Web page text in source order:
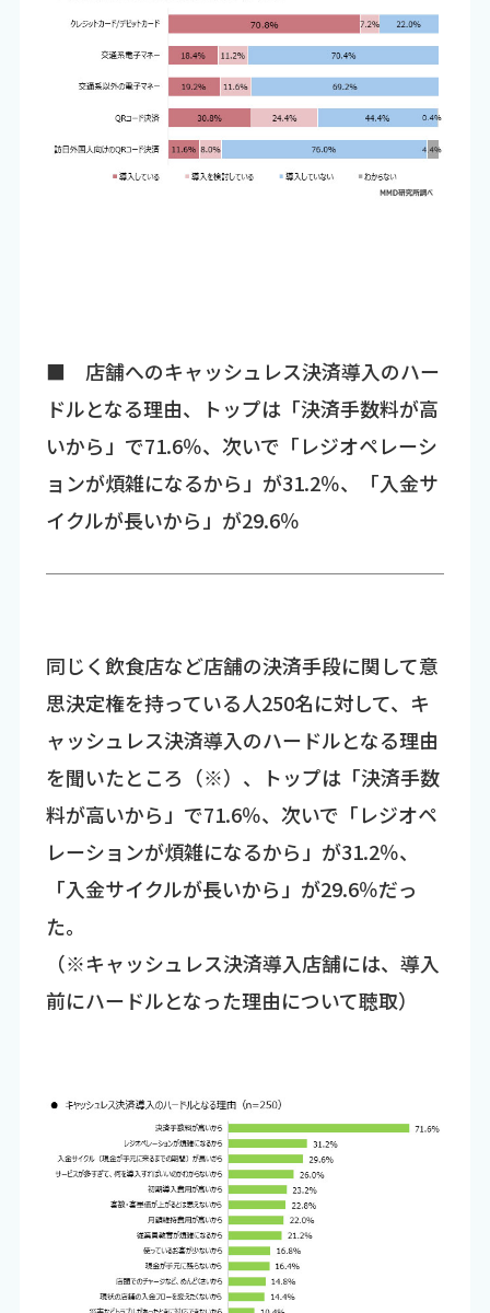
■ 店舗へのキャッシュレス決済導入のハー
ドルとなる理由、トップは「決済手数料が高
いから」で71.6％、次いで「レジオペレーシ
ョンが煩雑になるから」が31.2％、「入金サ
イクルが長いから」が29.6％
同じく飲食店など店舗の決済手段に関して意
思決定権を持っている人250名に対して、キ
ャッシュレス決済導入のハードルとなる理由
を聞いたところ（※）、トップは「決済手数
料が高いから」で71.6％、次いで「レジオペ
レーションが煩雑になるから」が31.2％、
「入金サイクルが長いから」が29.6％だっ
た。
（※キャッシュレス決済導入店舗には、導入
前にハードルとなった理由について聴取）